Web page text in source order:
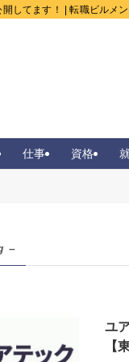
してます！ | 転職ビルメ
仕事 資格
–
ユ
【